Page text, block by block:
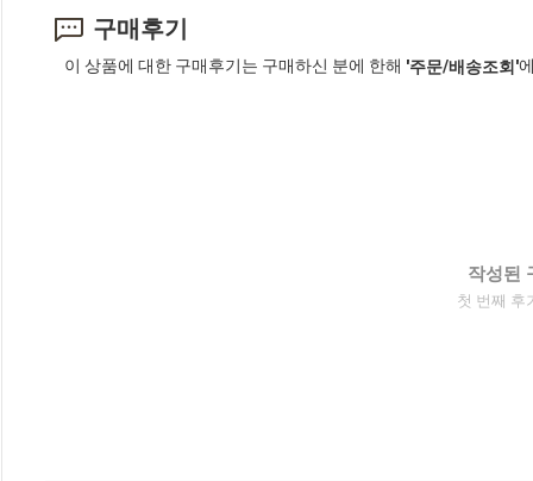
구매후기
이 상품에 대한 구매후기는 구매하신 분에 한해 '주문/배송조회'
작성된
첫 번째 후